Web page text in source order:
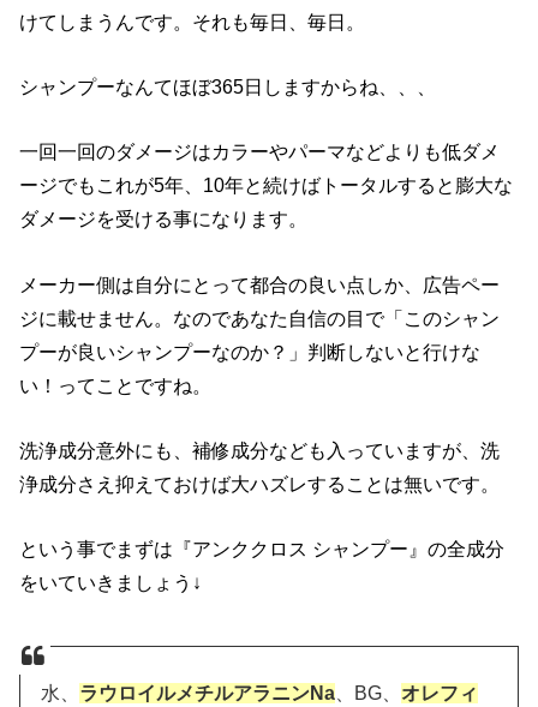
けてしまうんです。それも毎日、毎日。
シャンプーなんてほぼ365日しますからね、、、
一回一回のダメージはカラーやパーマなどよりも低ダメ
ージでもこれが5年、10年と続けばトータルすると膨大な
ダメージを受ける事になります。
メーカー側は自分にとって都合の良い点しか、広告ペー
ジに載せません。なのであなた自信の目で「このシャン
プーが良いシャンプーなのか？」判断しないと行けな
い！ってことですね。
洗浄成分意外にも、補修成分なども入っていますが、洗
浄成分さえ抑えておけば大ハズレすることは無いです。
という事でまずは『アンククロス シャンプー』の全成分
をいていきましょう↓
水、 ラウロイルメチルアラニンNa 、BG、 オレフィ